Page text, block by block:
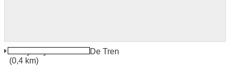
Aberystwyth Estación De Tren
(0,4 km)